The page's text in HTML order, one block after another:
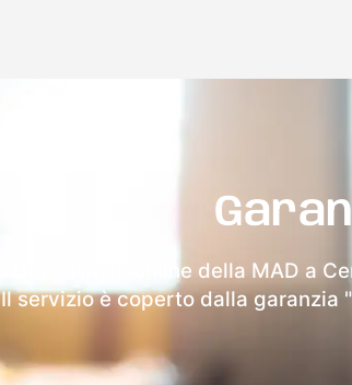
Dopo l'invio online della MAD a
Il servizio è coperto dalla